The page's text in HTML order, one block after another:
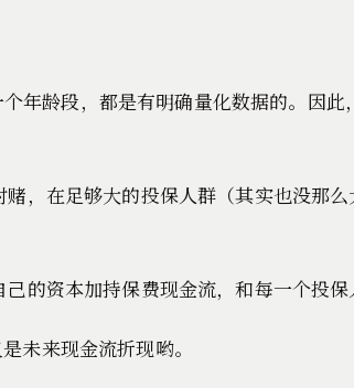
年龄段，都是有明确量化数据的。因
，在足够大的投保人群（其实也没那
的资本加持保费现金流，和每一个投保
未来现金流折现哟。